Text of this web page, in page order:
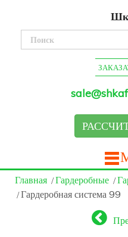
Главная Гардеробные
Гардеробная система 99